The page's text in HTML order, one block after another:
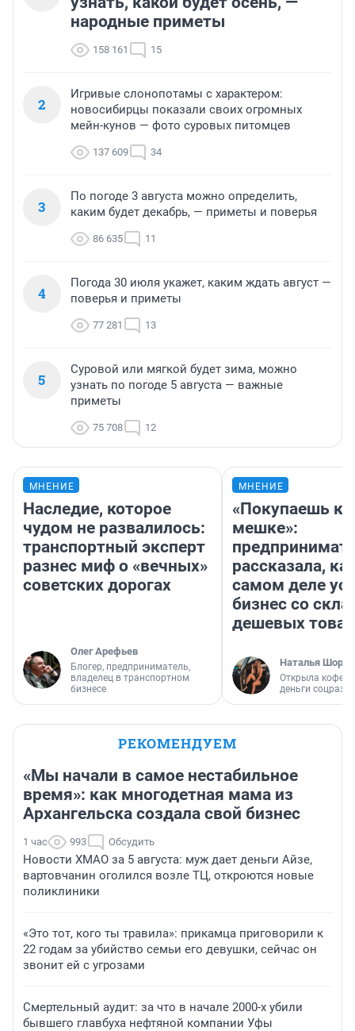
народные приметы
158 161 15
2
Игривые слонопотамы с характером:
новосибирцы показали своих огромных
мейн-кунов — фото суровых питомцев
137 609 34
3
По погоде 3 августа можно определить,
каким будет декабрь, — приметы и поверья
86 635 11
4
Погода 30 июля укажет, каким ждать август —
поверья и приметы
77 281 13
5
Суровой или мягкой будет зима, можно
узнать по погоде 5 августа — важные
приметы
75 708 12
МНЕНИЕ
Наследие, которое
чудом не развалилось:
транспортный эксперт
разнес миф о «вечных»
советских дорогах
Олег Арефьев
Блогер, предприниматель,
владелец в транспортном
бизнесе
МНЕНИЕ
«Покупаешь
мешке»:
рассказала,
самом деле
бизнес со
дешевых
Наталья
Открыла
деньги
РЕКОМЕНДУЕМ
«Мы начали в самое нестабильное
время»: как многодетная мама из
Архангельска создала свой бизнес
1 час 993 Обсудить
Новости ХМАО за 5 августа: муж дает деньги Айзе,
вартовчанин оголился возле ТЦ, откроются новые
поликлиники
«Это тот, кого ты травила»: прикамца приговорили к
22 годам за убийство семьи его девушки, сейчас он
звонит ей с угрозами
Смертельный аудит: за что в начале 2000-х убили
бывшего главбуха нефтяной компании Уфы